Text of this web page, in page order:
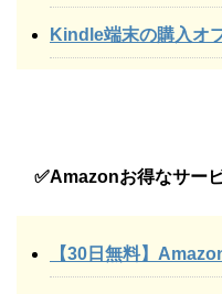
Kindle端末の購入オ
✅Amazonお得なサー
【30日無料】